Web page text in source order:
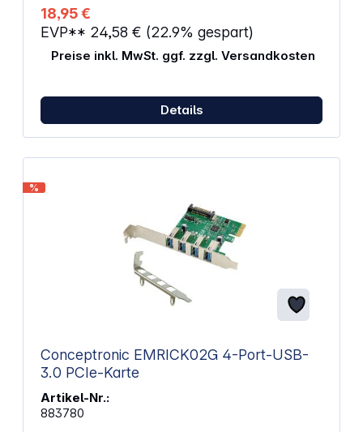
18,95 €
EVP** 24,58 € (22.9% gespart)
Preise inkl. MwSt. ggf. zzgl. Versandkosten
Details
%
Conceptronic EMRICK02G 4-Port-USB-
3.0 PCIe-Karte
Artikel-Nr.:
883780